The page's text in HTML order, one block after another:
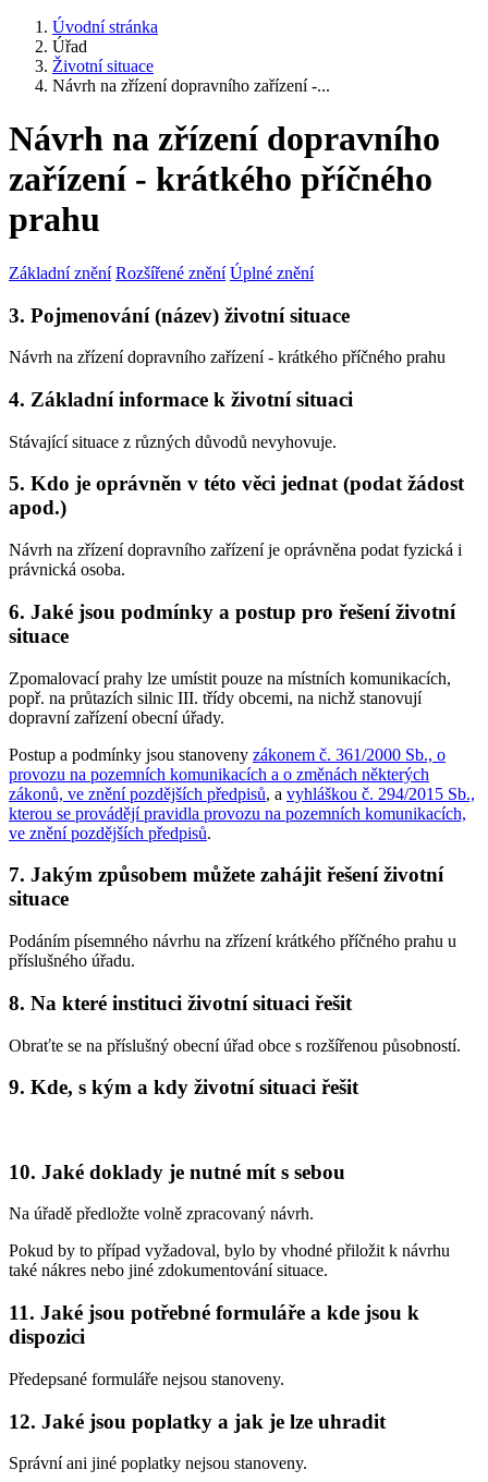
Úvodní stránka
Úřad
Životní situace
Návrh na zřízení dopravního zařízení -...
Návrh na zřízení dopravního
zařízení - krátkého příčného
prahu
Základní znění Rozšířené znění Úplné znění
3. Pojmenování (název) životní situace
Návrh na zřízení dopravního zařízení - krátkého příčného prahu
4. Základní informace k životní situaci
Stávající situace z různých důvodů nevyhovuje.
5. Kdo je oprávněn v této věci jednat (podat žádost
apod.)
Návrh na zřízení dopravního zařízení je oprávněna podat fyzická i
právnická osoba.
6. Jaké jsou podmínky a postup pro řešení životní
situace
Zpomalovací prahy lze umístit pouze na místních komunikacích,
popř. na průtazích silnic III. třídy obcemi, na nichž stanovují
dopravní zařízení obecní úřady.
Postup a podmínky jsou stanoveny zákonem č. 361/2000 Sb., o
provozu na pozemních komunikacích a o změnách některých
zákonů, ve znění pozdějších předpisů, a vyhláškou č. 294/2015 Sb.,
kterou se provádějí pravidla provozu na pozemních komunikacích,
ve znění pozdějších předpisů.
7. Jakým způsobem můžete zahájit řešení životní
situace
Podáním písemného návrhu na zřízení krátkého příčného prahu u
příslušného úřadu.
8. Na které instituci životní situaci řešit
Obraťte se na příslušný obecní úřad obce s rozšířenou působností.
9. Kde, s kým a kdy životní situaci řešit
10. Jaké doklady je nutné mít s sebou
Na úřadě předložte volně zpracovaný návrh.
Pokud by to případ vyžadoval, bylo by vhodné přiložit k návrhu
také nákres nebo jiné zdokumentování situace.
11. Jaké jsou potřebné formuláře a kde jsou k
dispozici
Předepsané formuláře nejsou stanoveny.
12. Jaké jsou poplatky a jak je lze uhradit
Správní ani jiné poplatky nejsou stanoveny.